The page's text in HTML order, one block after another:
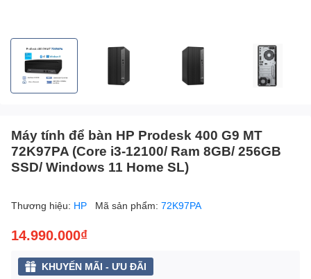
Máy tính để bàn HP Prodesk 400 G9 MT
72K97PA (Core i3-12100/ Ram 8GB/ 256GB
SSD/ Windows 11 Home SL)
Thương hiệu: HP Mã sản phẩm: 72K97PA
14.990.000₫
KHUYẾN MÃI - ƯU ĐÃI